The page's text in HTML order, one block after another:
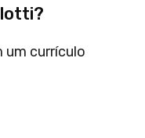
um currículo